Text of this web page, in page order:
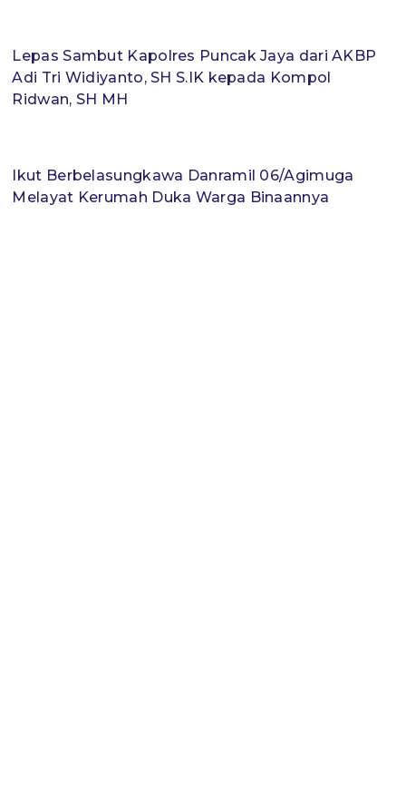
Lepas Sambut Kapolres Puncak Jaya dari AKBP
Adi Tri Widiyanto, SH S.IK kepada Kompol
Ridwan, SH MH
Ikut Berbelasungkawa Danramil 06/Agimuga
Melayat Kerumah Duka Warga Binaannya